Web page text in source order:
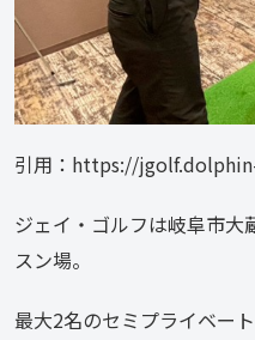
引用：https://
ジェイ・ゴルフは岐阜市大
スン場。
最大2名のセミプライベー